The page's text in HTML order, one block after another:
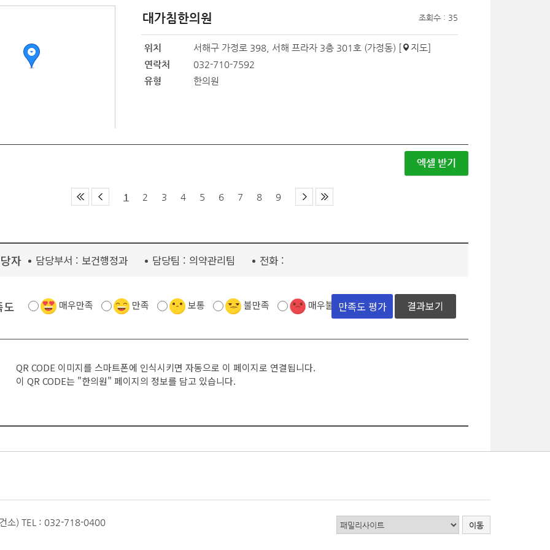
대가침한의원 조회수 : 35
위치 서해구 가정로 398, 서해 프라자 3층 301호 (가정동) [ 지도]
연락처
032-710-7592
유형
한의원
엑셀 받기
1 2 3 4 5 6 7 8 9
자 담당부서 : 보건행정과 담당팀 : 의약관리팀 전화 :
도 매우만족 만족 보통 불만족 매우불만족 결과보기
QR CODE 이미지를 스마트폰에 인식시키면 자동으로 이 페이지로 연결됩니다.
이 QR CODE는 "한의원" 페이지의 정보를 담고 있습니다.
소) TEL : 032-718-0400